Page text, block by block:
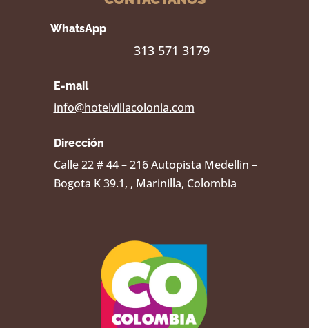
WhatsApp
313 571 3179
E-mail
info@hotelvillacolonia.com
Dirección
Calle 22 # 44 – 216 Autopista Medellin –
Bogota K 39.1, , Marinilla, Colombia